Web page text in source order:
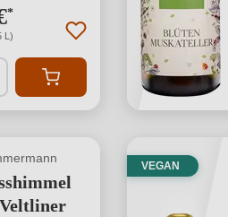
*
L)
VEGAN